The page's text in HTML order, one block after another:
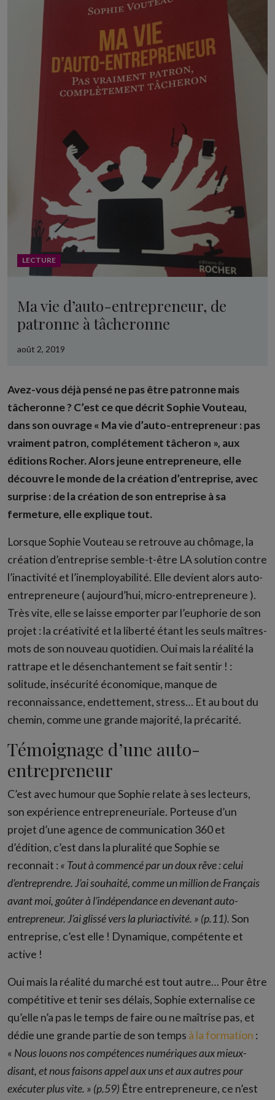
LECTURE
Ma vie d’auto-entrepreneur, de
patronne à tâcheronne
août 2, 2019
Avez-vous déjà pensé ne pas être patronne mais
tâcheronne ? C’est ce que décrit Sophie Vouteau,
dans son ouvrage « Ma vie d’auto-entrepreneur : pas
vraiment patron, complétement tâcheron », aux
éditions Rocher. Alors jeune entrepreneure, elle
découvre le monde de la création d’entreprise, avec
surprise : de la création de son entreprise à sa
fermeture, elle explique tout.
Lorsque Sophie Vouteau se retrouve au chômage, la
création d’entreprise semble-t-être LA solution contre
l’inactivité et l’inemployabilité. Elle devient alors auto-
entrepreneure ( aujourd’hui, micro-entrepreneure ).
Très vite, elle se laisse emporter par l’euphorie de son
projet : la créativité et la liberté étant les seuls maîtres-
mots de son nouveau quotidien. Oui mais la réalité la
rattrape et le désenchantement se fait sentir ! :
solitude, insécurité économique, manque de
reconnaissance, endettement, stress… Et au bout du
chemin, comme une grande majorité, la précarité.
Témoignage d’une auto-
entrepreneur
C’est avec humour que Sophie relate à ses lecteurs,
son expérience entrepreneuriale. Porteuse d’un
projet d’une agence de communication 360 et
d’édition, c’est dans la pluralité que Sophie se
reconnait : « Tout à commencé par un doux rêve : celui
d’entreprendre. J’ai souhaité, comme un million de Français
avant moi, goûter à l’indépendance en devenant auto-
entrepreneur. J’ai glissé vers la pluriactivité. » (p.11).Son
entreprise, c’est elle ! Dynamique, compétente et
active !
Oui mais la réalité du marché est tout autre… Pour être
compétitive et tenir ses délais, Sophie externalise ce
qu’elle n’a pas le temps de faire ou ne maîtrise pas, et
dédie une grande partie de son temps à la formation :
« Nous louons nos compétences numériques aux mieux-
disant, et nous faisons appel aux uns et aux autres pour
exécuter plus vite. » (p.59) Être entrepreneure, ce n’est